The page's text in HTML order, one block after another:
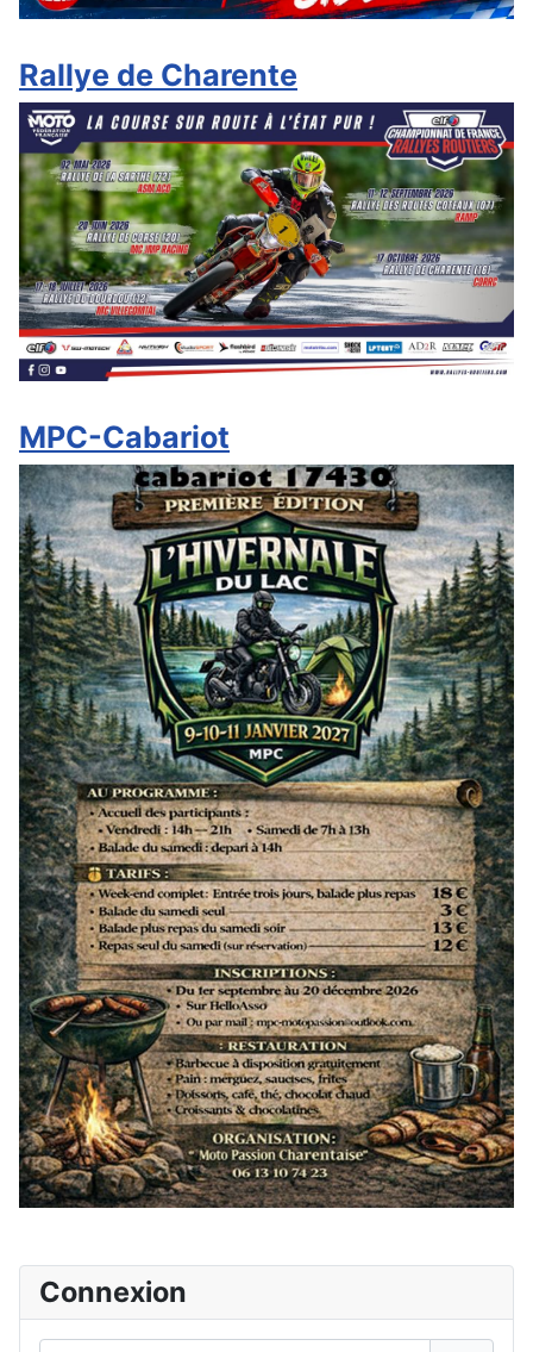
Rallye de Charente
MPC-Cabariot
Connexion